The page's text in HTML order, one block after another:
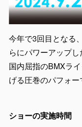
今年で3回目となる
らにパワーアップし
国内屈指のBMXラ
げる圧巻のパフォー
ショーの実施時間